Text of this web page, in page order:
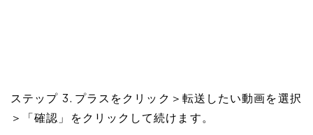
ステップ 3. プラスをクリック＞転送したい動画を選択
＞「確認」をクリックして続けます。